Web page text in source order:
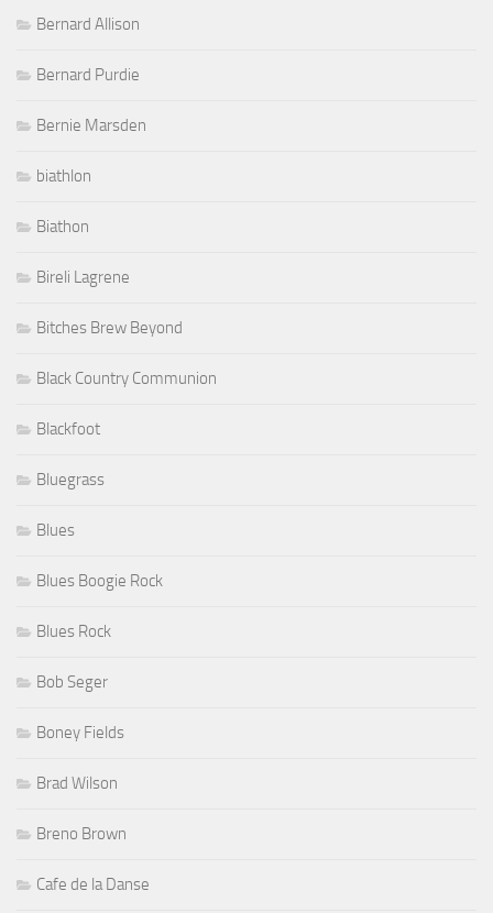
Bernard Allison
Bernard Purdie
Bernie Marsden
biathlon
Biathon
Bireli Lagrene
Bitches Brew Beyond
Black Country Communion
Blackfoot
Bluegrass
Blues
Blues Boogie Rock
Blues Rock
Bob Seger
Boney Fields
Brad Wilson
Breno Brown
Cafe de la Danse